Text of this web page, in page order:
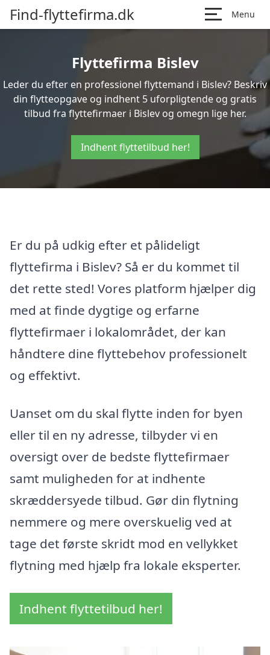
Find-flyttefirma.dk Menu
Flyttefirma Bislev
Leder du efter en professionel flyttemand i Bislev? Beskriv
din flytteopgave og indhent 5 uforpligtende og gratis
tilbud fra flyttefirmaer i Bislev og omegn lige her.
Indhent flyttetilbud her!
Er du på udkig efter et pålideligt
flyttefirma i Bislev? Så er du kommet til
det rette sted! Vores platform hjælper dig
med at finde dygtige og erfarne
flyttefirmaer i lokalområdet, der kan
håndtere dine flyttebehov professionelt
og effektivt.
Uanset om du skal flytte inden for byen
eller til en ny adresse, tilbyder vi en
oversigt over de bedste flyttefirmaer
samt muligheden for at indhente
skræddersyede tilbud. Gør din flytning
nemmere og mere overskuelig ved at
tage det første skridt mod en vellykket
flytning med hjælp fra lokale eksperter.
Indhent flyttetilbud her!